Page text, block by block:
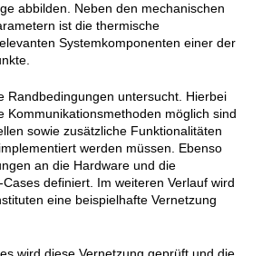
abbilden. Neben den mechanischen
ist die thermische
Systemkomponenten einer der
Randbedingungen untersucht. Hierbei
Kommunikationsmethoden möglich sind
sowie zusätzliche Funktionalitäten
werden müssen. Ebenso
an die Hardware und die
definiert. Im weiteren Verlauf wird
eine beispielhafte Vernetzung